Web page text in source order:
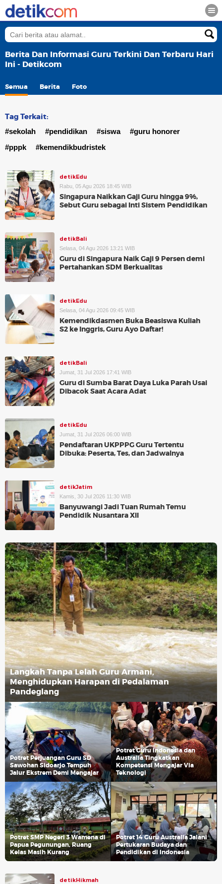
Berita Dan Informasi Guru Terkini Dan Terbaru Hari
Ini - Detikcom
Semua Berita Foto
Tag Terkait:
#sekolah #pendidikan #siswa
#guru honorer
#pppk
#kemendikbudristek
detikEdu
Rabu, 05 Agu 2026 18:45 WIB
Singapura Naikkan Gaji Guru hingga 9%,
Sebut Guru sebagai Inti Sistem Pendidikan
detikBali
Selasa, 04 Agu 2026 13:21 WIB
Guru di Singapura Naik Gaji 9 Persen demi
Pertahankan SDM Berkualitas
detikEdu
Selasa, 04 Agu 2026 09:45 WIB
Kemendikdasmen Buka Beasiswa Kuliah
S2 ke Inggris, Guru Ayo Daftar!
detikBali
Jumat, 31 Jul 2026 17:41 WIB
Guru di Sumba Barat Daya Luka Parah Usai
Dibacok Saat Acara Adat
detikEdu
Jumat, 31 Jul 2026 06:00 WIB
Pendaftaran UKPPPG Guru Tertentu
Dibuka: Peserta, Tes, dan Jadwalnya
detikJatim
Kamis, 30 Jul 2026 11:30 WIB
Banyuwangi Jadi Tuan Rumah Temu
Pendidik Nusantara XII
Langkah Tanpa Lelah Guru Armani,
Menghidupkan Harapan di Pedalaman
Pandeglang
Potret Perjuangan Guru SD
Sawohan Sidoarjo Tempuh
Jalur Ekstrem Demi Mengajar
Potret Guru Indonesia dan
Australia Tingkatkan
Kompetensi Mengajar Via
Teknologi
Potret SMP Negeri 3 Wamena di
Papua Pegunungan, Ruang
Kelas Masih Kurang
Potret 14 Guru Australia Jalani
Pertukaran Budaya dan
Pendidikan di Indonesia
detikHikmah